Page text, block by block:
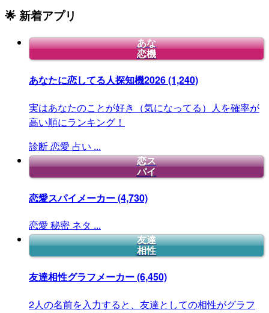
🌟 新着アプリ
あな
恋機
あなたに恋してる人探知機2026(1,240)
実はあなたのことが好き（気になってる）人を確率が
高い順にランキング！
診断恋愛 占い ...
恋ス
パイ
恋愛スパイメーカー(4,730)
恋愛 秘密 ネタ ...
友達
相性
友達相性グラフメーカー(6,450)
2人の名前を入力すると、友達としての相性がグラフ